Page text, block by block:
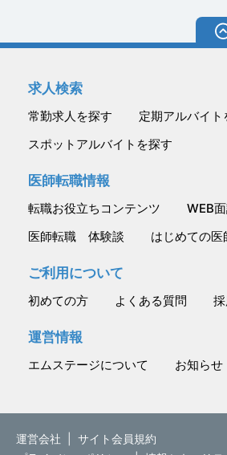
求人検索
常勤求人を探す
定期アルバイト
スポットアルバイトを探す
医師転職情報
転職お役立ちコンテンツ
WEB
医師転職 体験談
はじめての医
ご利用について
初めての方 よくある質問
運営情報
エムステージについて お知らせ
運営会社
サイト会員規約